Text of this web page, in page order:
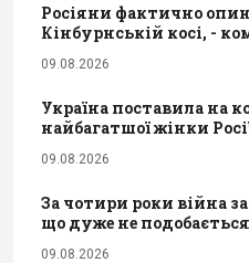
Росіяни фактично
Кінбурнській косі, -
09.08.2026
Україна поставила на
найбагатшої жінки
09.08.2026
За чотири роки війна
що дуже не
09.08.2026